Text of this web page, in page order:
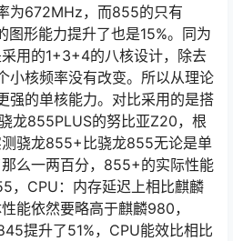
为672MHz，而855的只有
形能力提升了也是15%。同为
用的1+3+4的八核设计，除去
小核频率没有改变。所以从理论
强的单核能力。对比采用的是搭
龙855PLUS的努比亚Z20，根
骁龙855+比骁龙855无论是单
么一两百分，855+的实际性能
，CPU：内存延迟上相比麒麟
能依然要略高于麒麟980，
提升了51%，CPU能效比相比